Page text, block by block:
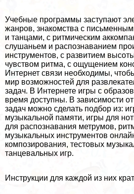
Учебные программы заступают
жанров, знакомства с
и танцами, с ритмическим
слушаньем и распознаванием
инструментов, с развитием
чувством ритма, с ощущением
Интернет связи необходимы,
мир возможностей для
задач. В Интернете игры с
время доступны. В зависимости
задач можно сделать подбор из:
музыкальной памяти, игры для
для распознавания метрумов,
музыкальных инструментов
композирования, тестовых
танцевальных игр.
Инструкции для каждой из них